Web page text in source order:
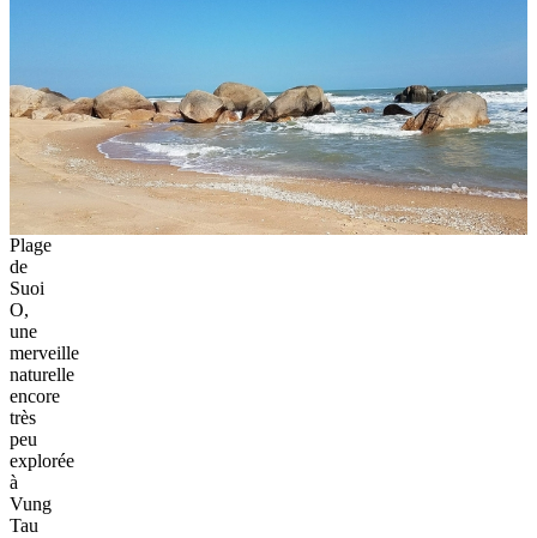
Plage
de
Suoi
O,
une
merveille
naturelle
encore
très
peu
explorée
à
Vung
Tau